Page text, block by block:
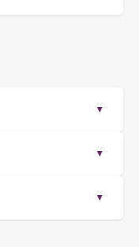
▼
▼
▼